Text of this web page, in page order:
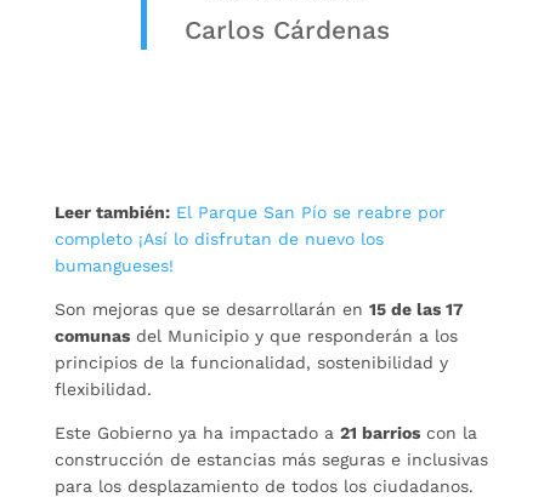
Carlos Cárdenas
Leer también: El Parque San Pío se reabre por
completo ¡Así lo disfrutan de nuevo los
bumangueses!
Son mejoras que se desarrollarán en 15 de las 17
comunasdel Municipio y que responderán a los
principios de la funcionalidad, sostenibilidad y
flexibilidad.
Este Gobierno ya ha impactado a 21 barrioscon la
construcción de estancias más seguras e inclusivas
para los desplazamiento de todos los ciudadanos.